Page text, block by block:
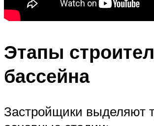
Этапы
бассейна
Застройщики выделяют